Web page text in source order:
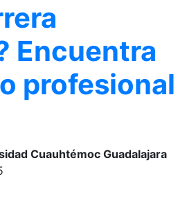
Encuentra
profesional
Cuauhtémoc Guadalajara